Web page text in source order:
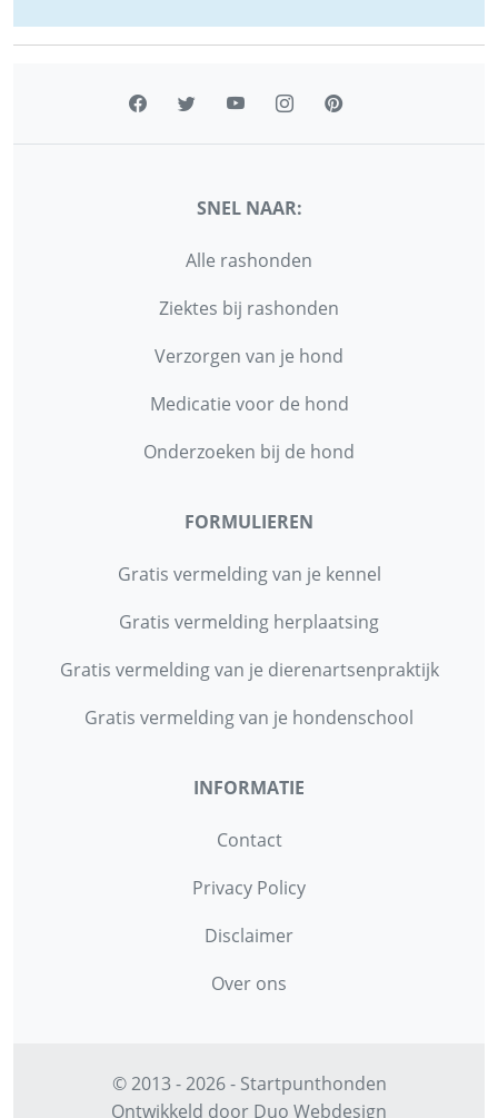
SNEL NAAR:
Alle rashonden
Ziektes bij rashonden
Verzorgen van je hond
Medicatie voor de hond
Onderzoeken bij de hond
FORMULIEREN
Gratis vermelding van je kennel
Gratis vermelding herplaatsing
Gratis vermelding van je dierenartsenpraktijk
Gratis vermelding van je hondenschool
INFORMATIE
Contact
Privacy Policy
Disclaimer
Over ons
© 2013 - 2026 - Startpunthonden
Ontwikkeld door Duo Webdesign